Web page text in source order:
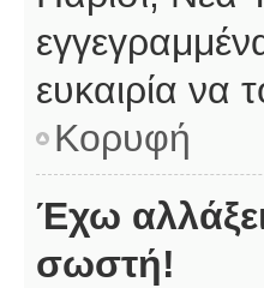
ευκαιρία να
Κορυφή
Έχω
σωστή!